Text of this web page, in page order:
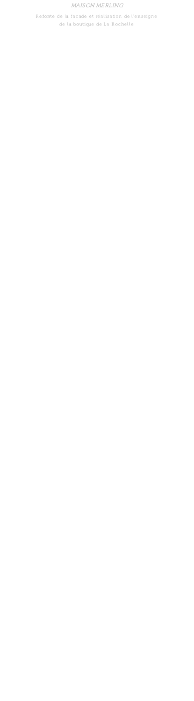
Refonte de la facade et réalisation de l'enseigne
de la boutique de La Rochelle
MAISON MERLING